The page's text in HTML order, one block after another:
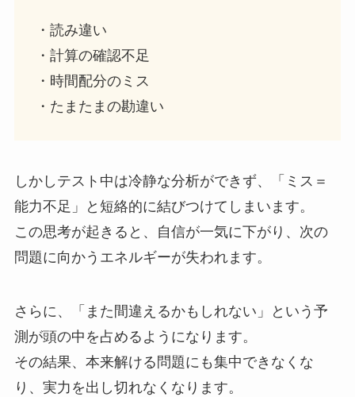
・読み違い
・計算の確認不足
・時間配分のミス
・たまたまの勘違い
しかしテスト中は冷静な分析ができず、「ミス＝
能力不足」と短絡的に結びつけてしまいます。
この思考が起きると、自信が一気に下がり、次の
問題に向かうエネルギーが失われます。
さらに、「また間違えるかもしれない」という予
測が頭の中を占めるようになります。
その結果、本来解ける問題にも集中できなくな
り、実力を出し切れなくなります。